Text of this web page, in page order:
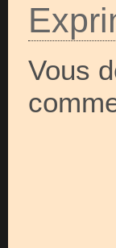
Vous